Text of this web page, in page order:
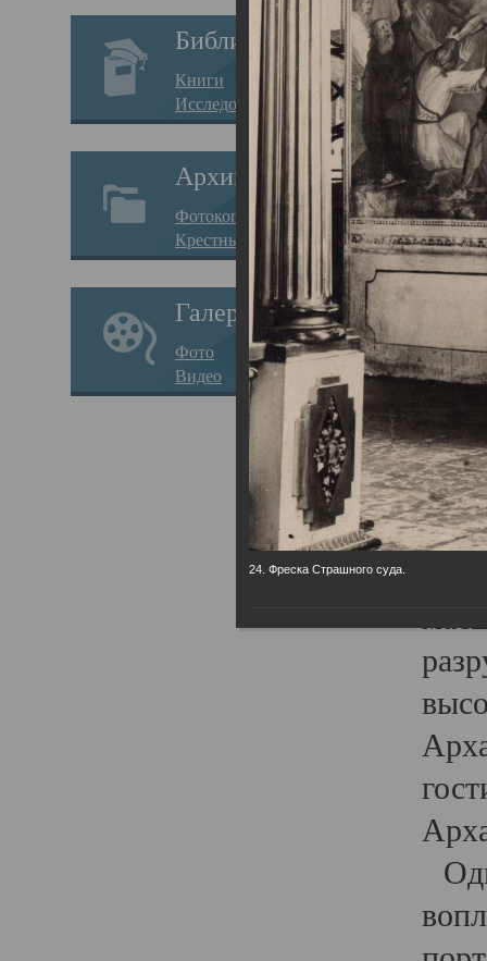
Библиотека
Книги
Исследования
Архив
Фотокопии дел
Крестные ходы
Галерея
Фото
Видео
24. Фреска Страшного суда.